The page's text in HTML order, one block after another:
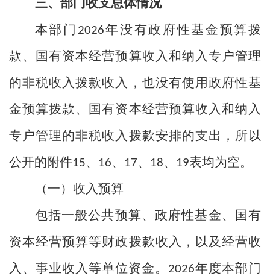
三、部门收支总体情况
本部门 2026年没有政府性基金预算拨
款、国有资本经营预算收入和纳入专户管理
的非税收入拨款收入，也没有使用政府性基
金预算拨款、国有资本经营预算收入和纳入
专户管理的非税收入拨款安排的支出，所以
公开的附件15、 16、 17、 18、 19表均为空。
（一）收入预算
包括一般公共预算、政府性基金、国有
资本经营预算等财政拨款收入，以及经营收
入、事业收入等单位资金。
2026年度本部门